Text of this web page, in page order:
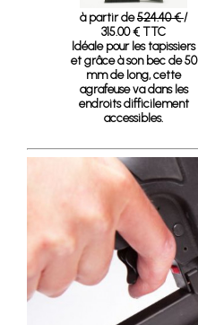
à partir de524.40 €/
315.00 € TTC
Idéale pour les tapissiers
et grâce à son bec de 50
mm de long, cette
agrafeuse va dans les
endroits difficilement
accessibles.